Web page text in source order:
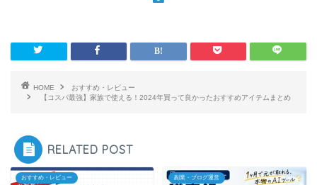
HOME
おすすめ・レビュー
【コスパ最強】家族で使える！2024年買って良かったおすすめアイテムまとめ
RELATED POST
おすすめ・レビュー 副業・ブログ運営